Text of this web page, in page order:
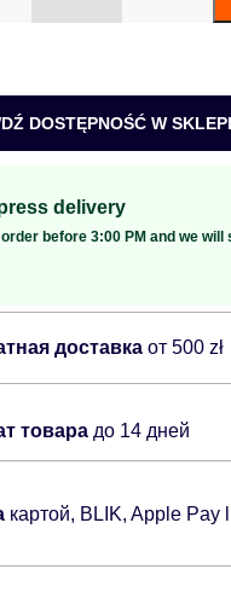
DOSTĘPNOŚĆ W
delivery
before 3:00 PM and we will
доставка от 500 zł
товара до 14 дней
картой, BLIK, Apple Pay